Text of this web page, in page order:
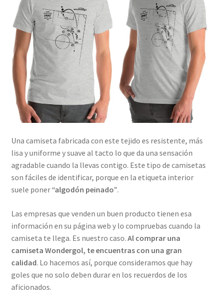
Una camiseta fabricada con este tejido es resistente, más
lisa y uniforme y suave al tacto lo que da una sensación
agradable cuando la llevas contigo. Este tipo de camisetas
son fáciles de identificar, porque en la etiqueta interior
suele poner “algodón peinado”.
Las empresas que venden un buen producto tienen esa
información en su página web y lo compruebas cuando la
camiseta te llega. Es nuestro caso. Al comprar una
camiseta Wondergol, te encuentras con una gran
calidad. Lo hacemos así, porque consideramos que hay
goles que no solo deben durar en los recuerdos de los
aficionados.